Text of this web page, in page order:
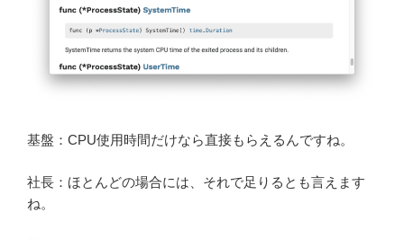
基盤：CPU使用時間だけなら直接もらえるんですね。
社長：ほとんどの場合には、それで足りるとも言えます
ね。